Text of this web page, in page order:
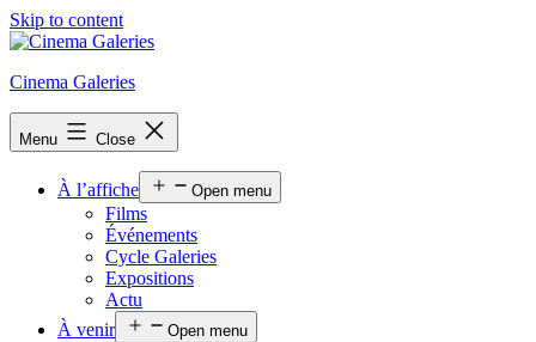
Skip to content
Cinema Galeries
Menu Close
À l’affiche Open menu
Films
Événements
Cycle Galeries
Expositions
Actu
À venir
Open menu